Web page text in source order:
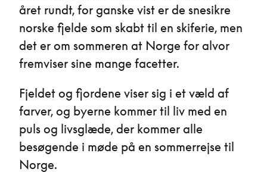
året rundt, for ganske vist er de snesikre
norske fjelde som skabt til en skiferie, men
det er om sommeren at Norge for alvor
fremviser sine mange facetter.
Fjeldet og fjordene viser sig i et væld af
farver, og byerne kommer til liv med en
puls og livsglæde, der kommer alle
besøgende i møde på en sommerrejse til
Norge.